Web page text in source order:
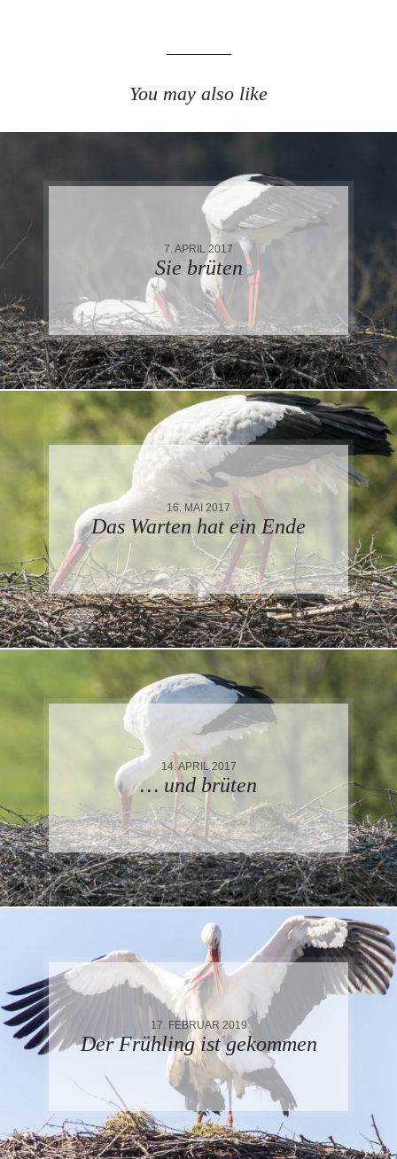
You may also like
7. APRIL 2017
Sie brüten
16. MAI 2017
Das Warten hat ein Ende
14. APRIL 2017
… und brüten
17. FEBRUAR 2019
Der Frühling ist gekommen